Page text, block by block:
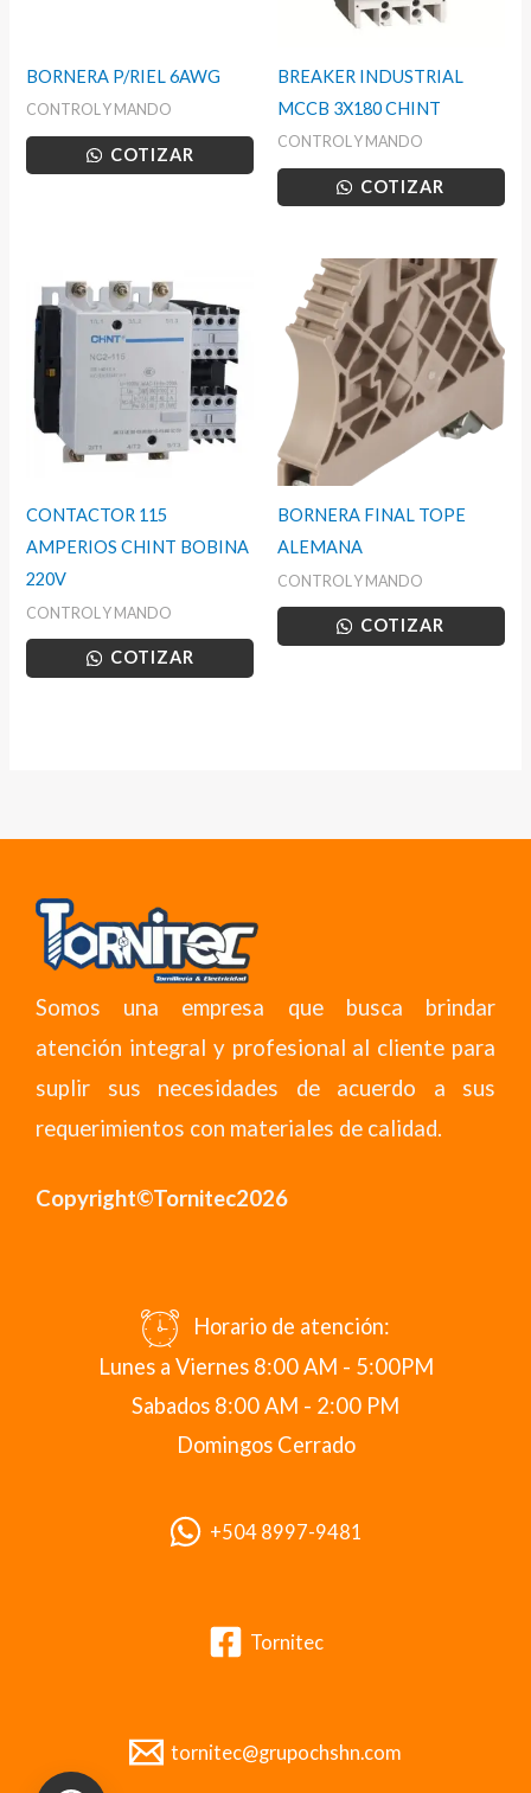
BORNERA P/RIEL 6AWG
CONTROL Y MANDO
COTIZAR
BREAKER INDUSTRIAL
MCCB 3X180 CHINT
CONTROL Y MANDO
COTIZAR
CONTACTOR 115
AMPERIOS CHINT BOBINA
220V
CONTROL Y MANDO
COTIZAR
BORNERA FINAL TOPE
ALEMANA
CONTROL Y MANDO
COTIZAR
Somos una empresa que busca brindar
atención integral y profesional al cliente para
suplir sus necesidades de acuerdo a sus
requerimientos con materiales de calidad.
Copyright©Tornitec2026
Horario de atención:
Lunes a Viernes 8:00 AM - 5:00PM
Sabados 8:00 AM - 2:00 PM
Domingos Cerrado
+504 8997-9481
Tornitec
tornitec@grupochshn.com